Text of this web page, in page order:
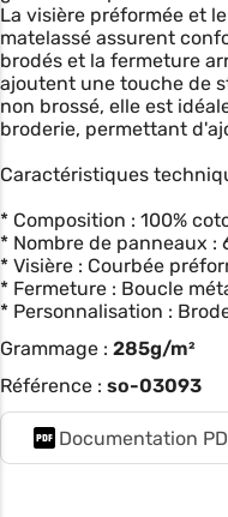
La visière préformée et
matelassé assurent
brodés et la fermeture
ajoutent une touche de
non brossé, elle est
broderie, permettant
Caractéristiques
* Composition : 100%
* Nombre de panneaux :
* Visière : Courbée
* Fermeture : Boucle
* Personnalisation :
Grammage : 285g/m²
Référence : so-03093
Documentation